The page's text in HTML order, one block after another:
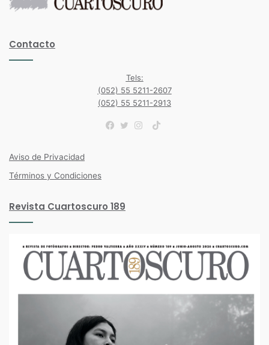
Contacto
Tels:
(052) 55 5211-2607
(052) 55 5211-2913
TikTok
Aviso de Privacidad
Términos y Condiciones
Revista Cuartoscuro 189